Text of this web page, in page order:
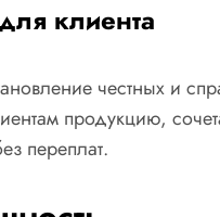
клиента
честных и
продукцию,
переплат.